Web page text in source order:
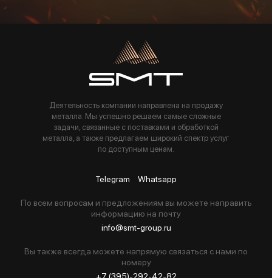
Пользуясь данной формой вы соглашаетесь с политикой компании
Деятельность компании направлена на продажу
металла. Мы успешно решаем самые сложные
задачи, связанные с поставками и обработкой
металла, а также предлагаем широкий спектр услуг
по доступным ценам.
Telegram Whatsapp
По всем вопросам и предложениям вы можете направить
информацию на почту
info@smt-group.ru
Вы также всегда можете напрямую связаться с нами по
номеру